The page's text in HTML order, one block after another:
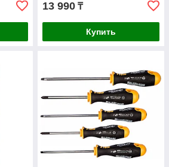
13 990 ₸
Купить